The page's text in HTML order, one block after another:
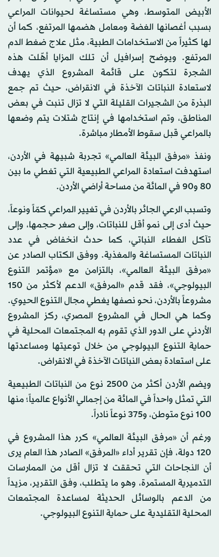
الأبيض المتوسط، وهي مستساغة لحيوانات المراعي
بسبب أغصانها الغضة ومعامل هضمها المرتفع، كما أن
لها كثيراً من الاستخدامات الطبية، مثل علاج ضغط الدم
المرتفع. ويوضح إسرافيل أن تلك المزايا أهّلت هذه
الشجرة لتكون على قائمة المشروع الذي يهدف
لاستعادة النباتات الآخذة في الانقراض، حيث تم جمع
البذرة من الشجيرات القليلة التي لا تزال تنبت في بعض
المناطق، وتم استخدامها في إنتاج شتلات يتم وضعها
بالمراعي قبل سقوط الأمطار مباشرة.
ونفذ «مرفق البيئة العالمي» تجربة شبيهة في الأردن،
استهدفت استعادة المراعي الطبيعية التي تغطي ما بين
80 و90 في المائة من مساحة أراضي الأردن.
وتسبب الرعي الجائر بالأردن في تغيير المراعي كمّاً ونوعاً،
حيث أدى إلى نمو أقل للنباتات، وإلى صغر حجمها، وإلى
تآكل الغطاء النباتي، كما حدث انخفاض في عدد
النباتات المستساغة والمغذية. ووفق الكتاب الصادر عن
«مرفق البيئة العالمي»، بالتزامن مع «مؤتمر التنوع
البيولوجي»، فقد قدم «المرفق» الدعم لأكثر من 150
مشروعاً بالأردن، نحو نصفها يغطي مجال التنوع الحيوي.
وكما هي الحال في المشروع المصري، ركز المشروع
الأردني على الدور الذي تقوم به المجتمعات المحلية في
حماية التنوع البيولوجي من خلال توعيتها ومساعدتها
على استعادة بعض النباتات الآخذة في الانقراض.
ويضم الأردن أكثر من 2500 نوع من النباتات الطبيعية
التي تمثل واحداً في المائة من إجمالي الأنواع عالمياً؛ منها
100 نوع متوطن، و375 نوعاً نادراً.
ورغم أن «مرفق البيئة العالمي» كرر هذا المشروع في
120 دولة، فإن تقرير أداء «المرفق» الصادر هذا العام يرى
أن النجاحات التي تحققت لا تزال أقل من الممارسات
التدميرية المستمرة، وهو ما يتطلب، وفق التقرير، مزيداً
من الدعم بالوسائل الحديثة لمساعدة المجتمعات
المحلية التقليدية على حماية التنوع البيولوجي.